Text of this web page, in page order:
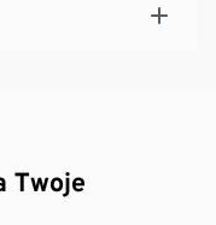
Twoje